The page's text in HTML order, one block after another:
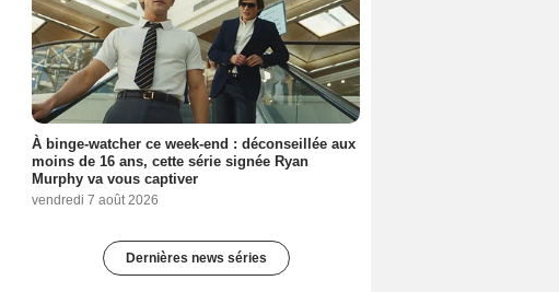
À binge-watcher ce week-end : déconseillée aux
moins de 16 ans, cette série signée Ryan
Murphy va vous captiver
vendredi 7 août 2026
Dernières news séries